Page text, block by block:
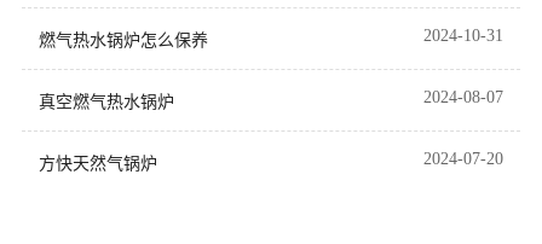
燃气热水锅炉怎么保养 2024-10-31
真空燃气热水锅炉 2024-08-07
方快天然气锅炉 2024-07-20